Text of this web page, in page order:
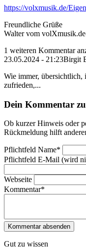
https://volxmusik.de/
Freundliche Grüße
Walter vom
1 weiteren Kommentar
23.05.2024 - 21:23Birgit
Wie immer, übersichtlich,
zufrieden,...
Dein Kommentar
Ob kurzer Hinweis oder
Rückmeldung hilft
Pflichtfeld Name*
Pflichtfeld E-Mail (wird
Webseite
Kommentar*
Gut zu wissen